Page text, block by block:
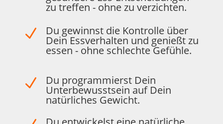
zu treffen - ohne zu verzichten.
N Du gewinnst die Kontrolle über
Dein Essverhalten und genießt zu
essen - ohne schlechte Gefühle.
N Du programmierst Dein
Unterbewusstsein auf Dein
natürliches Gewicht.